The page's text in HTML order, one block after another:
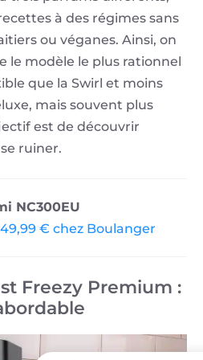
à des régimes sans
ou véganes. Ainsi, on
le modèle le plus rationnel
que la Swirl et moins
mais souvent plus
est de découvrir
ruiner.
NC300EU
€ chez Boulanger
Freezy Premium :